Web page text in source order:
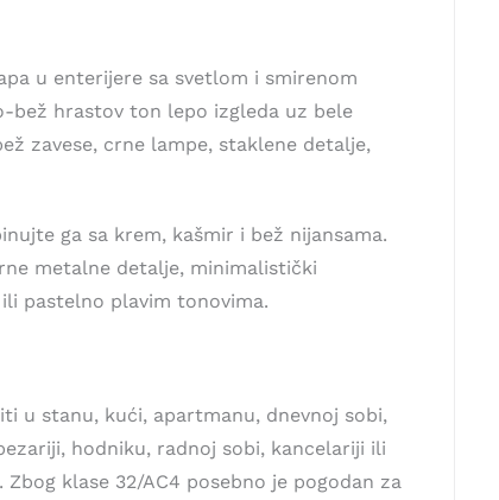
u enterijere sa svetlom i smirenom
bež hrastov ton lepo izgleda uz bele
zavese, crne lampe, staklene detalje,
ga sa krem, kašmir i bež nijansama.
metalne detalje, minimalistički
pastelno plavim tonovima.
u stanu, kući, apartmanu, dnevnoj sobi,
hodniku, radnoj sobi, kancelariji ili
klase 32/AC4 posebno je pogodan za